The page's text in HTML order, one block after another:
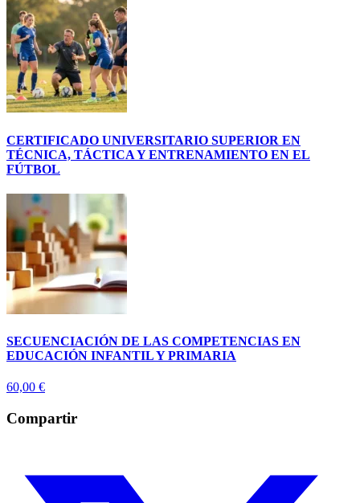
CERTIFICADO UNIVERSITARIO SUPERIOR EN
TÉCNICA, TÁCTICA Y ENTRENAMIENTO EN EL
FÚTBOL
SECUENCIACIÓN DE LAS COMPETENCIAS EN
EDUCACIÓN INFANTIL Y PRIMARIA
60,00 €
Compartir